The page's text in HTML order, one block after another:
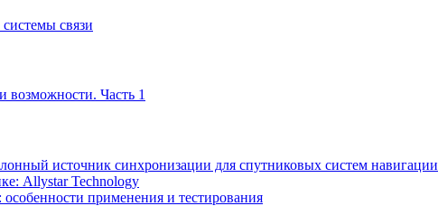
связи
Часть 1
источник синхронизации для спутниковых систем навигации
Allystar Technology
применения и тестирования